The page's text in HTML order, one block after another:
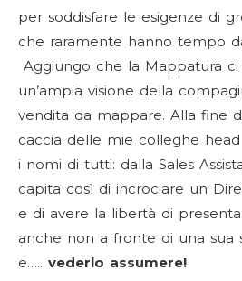
per soddisfare le esigenze di
che raramente hanno tempo
Aggiungo che la Mappatura
un’ampia visione della
vendita da mappare. Alla fine
caccia delle mie colleghe
i nomi di tutti: dalla Sales
capita così di incrociare un
e di avere la libertà di
anche non a fronte di una sua
e….. vederlo assumere!